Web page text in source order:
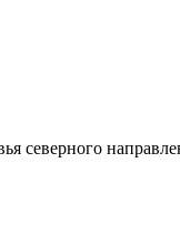
северного